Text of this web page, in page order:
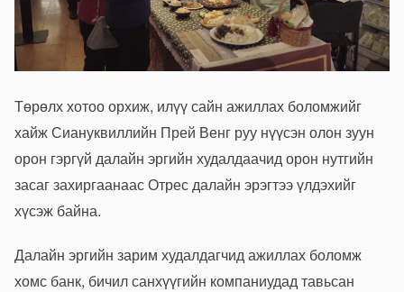
Төрөлх хотоо орхиж, илүү сайн ажиллах боломжийг
хайж Сиануквиллийн Прей Венг руу нүүсэн олон зуун
орон гэргүй далайн эргийн худалдаачид орон нутгийн
засаг захиргаанаас Отрес далайн эрэгтээ үлдэхийг
хүсэж байна.
Далайн эргийн зарим худалдагчид ажиллах боломж
хомс банк, бичил санхүүгийн компаниудад тавьсан